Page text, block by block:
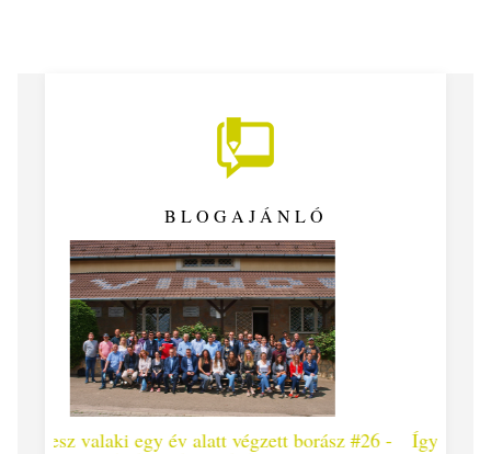
BLOGAJÁNLÓ
#26 - Így lesz valaki egy év alatt végzett borász